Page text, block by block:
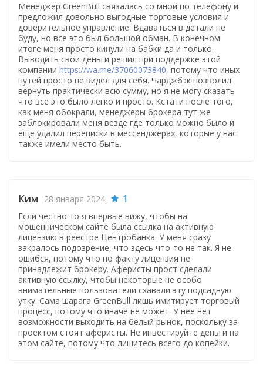
Менеджер GreenBull связалась со мной по телефону и
предложил довольно выгодные торговые условия и
доверительное управление. Вдаваться в детали не
буду, но все это был большой обман. В конечном
итоге меня просто кинули на бабки да и только.
Выводить свои деньги решил при поддержке этой
компании https://wa.me/37060073840, потому что иных
путей просто не видел для себя. Чарджбэк позволил
вернуть практически всю сумму, но я не могу сказать
что все это было легко и просто. Кстати после того,
как меня обокрали, менеджеры брокера тут же
заблокировали меня везде где только можно было и
еще удалил переписки в мессенджерах, которые у нас
также имели место быть.
Ким 28 января 2024 1
Если честно то я впервые вижу, чтобы на
мошенническом сайте была ссылка на активную
лицензию в реестре Центробанка. У меня сразу
закралось подозрение, что здесь что-то не так. Я не
ошибся, потому что по факту лицензия не
принадлежит брокеру. Аферисты прост сделали
активную ссылку, чтобы некоторые не особо
внимательные пользователи схавали эту подсадную
утку. Сама шарага GreenBull лишь имитирует торговый
процесс, потому что иначе не может. У нее нет
возможности выходить на белый рынок, поскольку за
проектом стоят аферисты. Не инвестируйте деньги на
этом сайте, потому что лишитесь всего до копейки.